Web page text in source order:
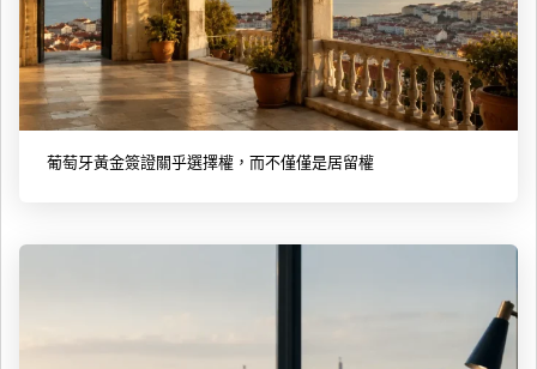
葡萄牙黃金簽證關乎選擇權，而不僅僅是居留權